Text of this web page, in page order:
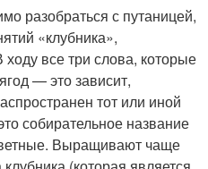
разобраться с путаницей,
«клубника»,
все три слова, которые
— это зависит,
тот или иной
собирательное название
Выращивают чаще